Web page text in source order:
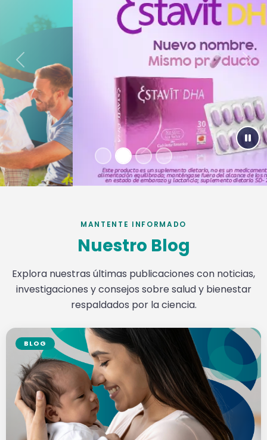
Previous Next
MANTENTE INFORMADO
Nuestro Blog
Explora nuestras últimas publicaciones con noticias,
investigaciones y consejos sobre salud y bienestar
respaldados por la ciencia.
BLOG